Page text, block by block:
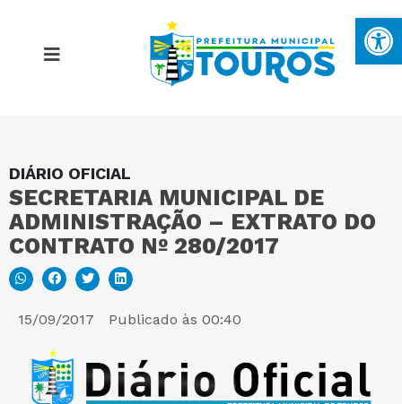
DIÁRIO OFICIAL
SECRETARIA MUNICIPAL DE
ADMINISTRAÇÃO – EXTRATO DO
CONTRATO Nº 280/2017
15/09/2017 Publicado às 00:40
MAPA DO SITE
PORTAL DA TRANSPARÊNCIA
E-SIC
PERGUNTAS FREQUENTES